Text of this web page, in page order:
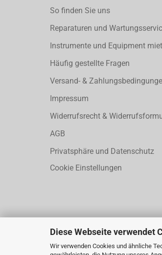
Diese Webseite verwendet
Wir verwenden Cookies und ähnliche
So finden Sie uns
Reparaturen und
Instrumente und Equipment
Häufig gestellte Fragen
Versand- &
Impressum
Widerrufsrecht &
AGB
Privatsphäre und Datenschutz
Cookie Einstellungen